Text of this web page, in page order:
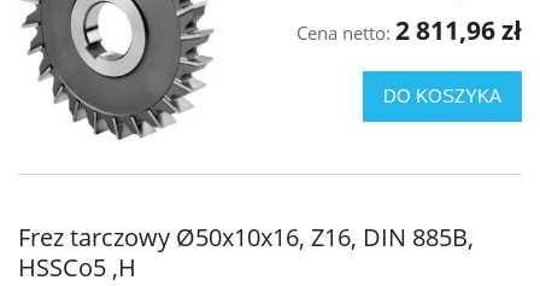
Cena netto: 2 811,96 zł
DO KOSZYKA
Frez tarczowy Ø50x10x16, Z16, DIN 885B,
HSSCo5 ,H